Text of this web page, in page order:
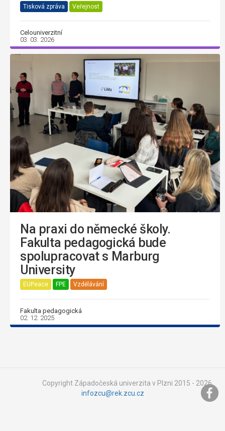
Tisková zpráva Veřejnost
Celouniverzitní
03. 03. 2026
Na praxi do německé školy.
Fakulta pedagogická bude
spolupracovat s Marburg
University
EUPeace FPE Vzdělávání
Fakulta pedagogická
02. 12. 2025
Copyright Západočeská univerzita v Plzni 2015 - 2026,
infozcu@rek.zcu.cz